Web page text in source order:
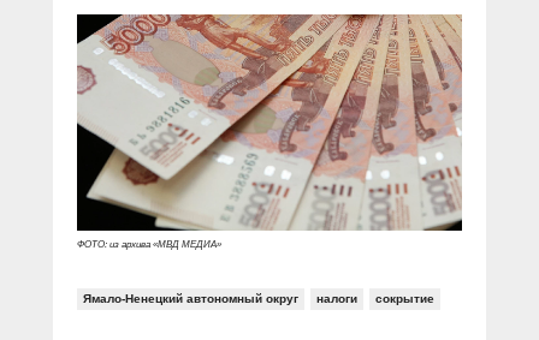
Социальные ролики
Документальные фильмы
В знании сила
Специальный репортаж
КиберПОСТОВОЙ
Газета «Щит и меч»
Журнал «Полиция России»
О ПОРТАЛЕ
Вакансии
ФОТО: из архива «МВД МЕДИА»
Ямало-Ненецкий автономный округ налоги сокрытие